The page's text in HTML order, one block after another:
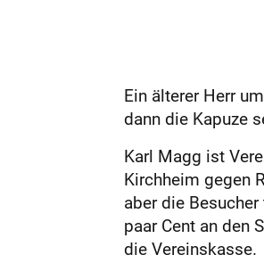
Ein älterer Herr
dann die Kapuze
Karl Magg ist
Kirchheim gegen
aber die
paar Cent an den
die Vereinskasse.